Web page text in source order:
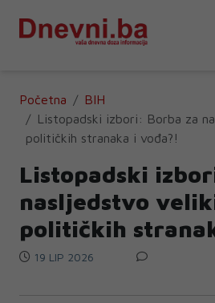
Početna
BIH
Listopadski izbori: Borba za
političkih stranaka i vođa?!
Listopadski
nasljedstvo
političkih
19 LIP 2026